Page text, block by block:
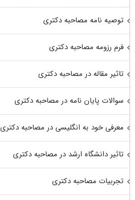
توصیه نامه مصاحبه دکتری
فرم رزومه مصاحبه دکتری
تاثیر مقاله در مصاحبه دکتری
سوالات پایان نامه در مصاحبه دکتری
معرفی خود به انگلیسی در مصاحبه دکتری
تاثیر دانشگاه ارشد در مصاحبه دکتری
تجربیات مصاحبه دکتری